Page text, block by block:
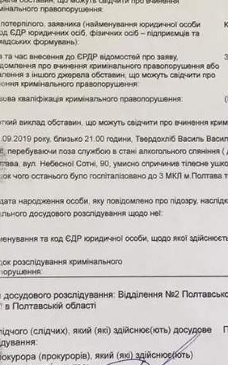
Алёна Шоптенко Показала